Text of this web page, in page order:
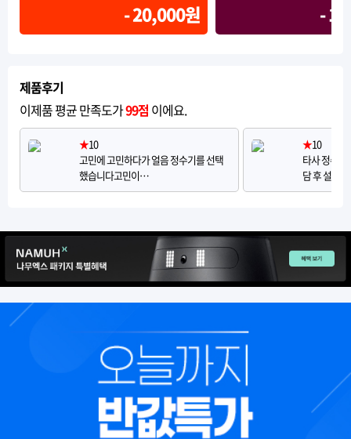
- 20,000원 -
제품후기
이제품 평균 만족도가99점 이에요.
★10
고민에 고민하다가 얼음 정수기를 선택
했습니다고민이…
★10
타사 정수기
담 후 설치